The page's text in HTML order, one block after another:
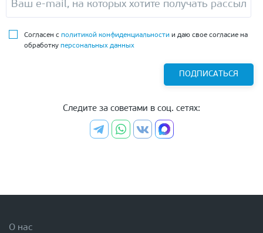
Согласен с политикой конфиденциальности и даю свое согласие на
обработку персональных данных
ПОДПИСАТЬСЯ
Следите за советами в соц. сетях:
О нас